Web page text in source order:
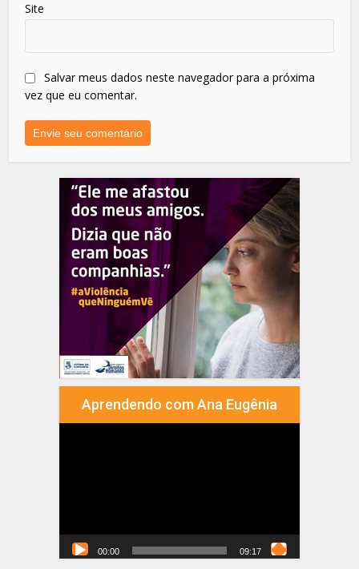
Site
Salvar meus dados neste navegador para a próxima
vez que eu comentar.
Aprendendo com Ana Eugênia
00:00 09:17